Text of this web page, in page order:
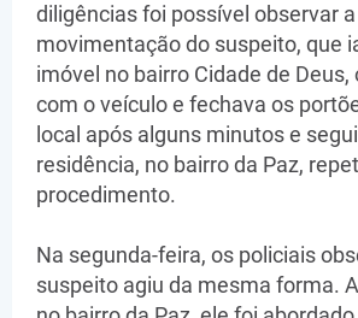
diligências foi possível observar a
movimentação do suspeito, que
imóvel no bairro Cidade de Deus,
com o veículo e fechava os
local após alguns minutos e
residência, no bairro da Paz,
procedimento.
Na segunda-feira, os policiais
suspeito agiu da mesma forma.